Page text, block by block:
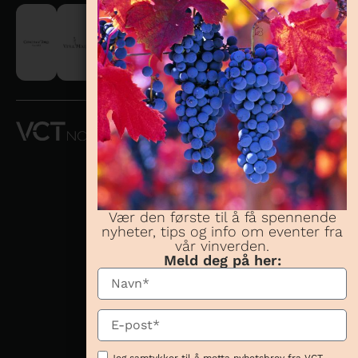
VCT NORWAY
AS OG
CONCHA Y
TORO
NORWAY AS
Telefon:23 08 38
70
Besøksadresse:
Karenslyst allé 16,
0278 Oslo
Postadresse:
Vær den første til å få spennende
nyheter, tips og info om eventer fra
vår vinverden.
Meld deg på her: